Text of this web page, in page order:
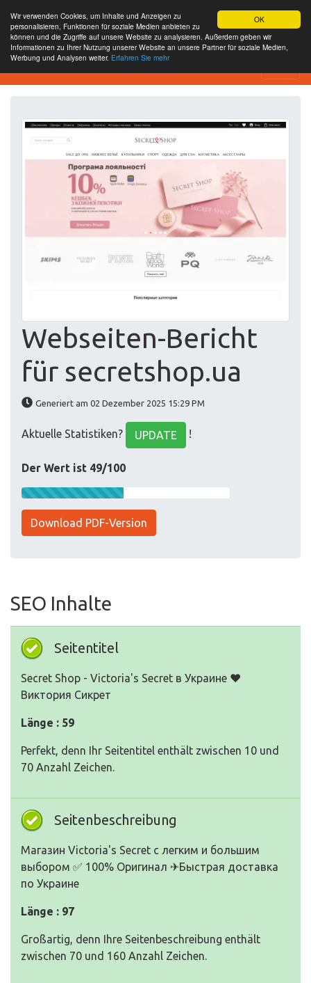
OK
Wir verwenden Cookies, um Inhalte und Anzeigen zu
personalisieren, Funktionen für soziale Medien anbieten zu
können und die Zugriffe auf unsere Website zu analysieren. Außerdem geben wir
Informationen zu Ihrer Nutzung unserer Website an unsere Partner für soziale Medien,
Werbung und Analysen weiter. Erfahren Sie mehr
Website-Analyse-Tool
Webseiten-Bericht
für secretshop.ua
Generiert am 02 Dezember 2025 15:29 PM
Aktuelle Statistiken? UPDATE !
Der Wert ist 49/100
Download PDF-Version
SEO Inhalte
Seitentitel
Secret Shop - Victoria's Secret в Украине ❤
Виктория Сикрет
Länge : 59
Perfekt, denn Ihr Seitentitel enthält zwischen 10 und
70 Anzahl Zeichen.
Seitenbeschreibung
Магазин Victoria's Secret с легким и большим
выбором ✅ 100% Оригинал ✈Быстрая доставка
по Украине
Länge : 97
Großartig, denn Ihre Seitenbeschreibung enthält
zwischen 70 und 160 Anzahl Zeichen.